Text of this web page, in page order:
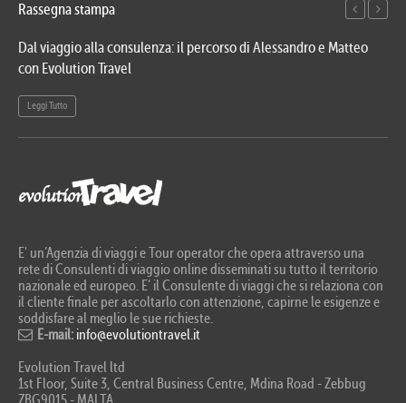
Rassegna stampa
Dal viaggio alla consulenza: il percorso di Alessandro e Matteo
con Evolution Travel
Leggi Tutto
E' un’Agenzia di viaggi e Tour operator che opera attraverso una
rete di Consulenti di viaggio online disseminati su tutto il territorio
nazionale ed europeo. E’ il Consulente di viaggi che si relaziona con
il cliente finale per ascoltarlo con attenzione, capirne le esigenze e
soddisfare al meglio le sue richieste.
E-mail: info@evolutiontravel.it
Evolution Travel ltd
1st Floor, Suite 3, Central Business Centre, Mdina Road - Zebbug